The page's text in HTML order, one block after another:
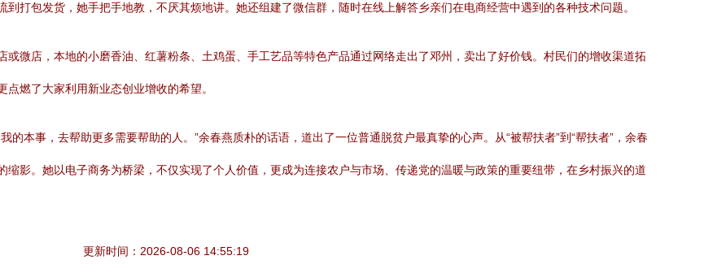
打包发货，她手把手地教，不厌其烦地讲。她还组建了微信群，随时在线上解答乡亲们在电商经营中遇到的各种技术问题。
微店，本地的小磨香油、红薯粉条、土鸡蛋、手工艺品等特色产品通过网络走出了邓州，卖出了好价钱。村民们的增收渠道拓
燃了大家利用新业态创业增收的希望。
的本事，去帮助更多需要帮助的人。”余春燕质朴的话语，道出了一位普通脱贫户最真挚的心声。从“被帮扶者”到“帮扶者”，余春
影。她以电子商务为桥梁，不仅实现了个人价值，更成为连接农户与市场、传递党的温暖与政策的重要纽带，在乡村振兴的道
更新时间：2026-08-06 14:55:19